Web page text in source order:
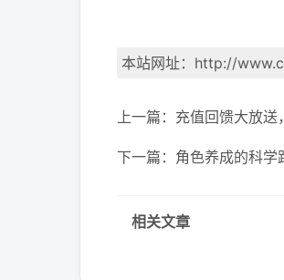
本站网址： http://
上一篇： 充值回馈大放送
下一篇： 角色养成的科学
相关文章